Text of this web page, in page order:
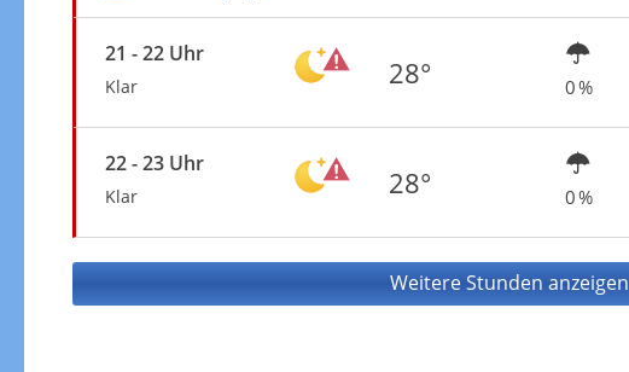
21 - 22 Uhr
Klar 28° 0 %
22 - 23 Uhr
Klar 28° 0 %
Weitere Stunden anzeigen